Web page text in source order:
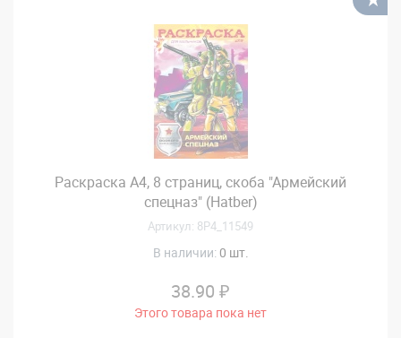
Раскраска А4, 8 страниц, скоба "Армейский
спецназ" (Hatber)
Артикул: 8Р4_11549
В наличии: 0 шт.
38.90 ₽
Этого товара пока нет